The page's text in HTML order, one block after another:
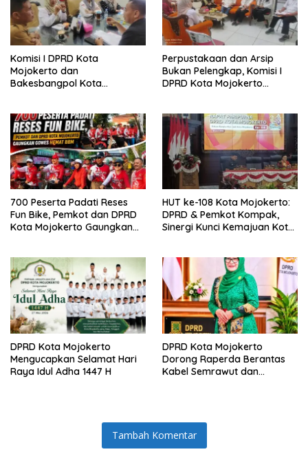
Komisi I DPRD Kota
Mojokerto dan
Bakesbangpol Kota
Dirasakan Masyarakat
Perpustakaan dan Arsip
Bukan Pelengkap, Komisi I
DPRD Kota Mojokerto
700 Peserta Padati Reses
Fun Bike, Pemkot dan DPRD
Kota Mojokerto Gaungkan
HUT ke-108 Kota Mojokerto:
DPRD & Pemkot Kompak,
Sinergi Kunci Kemajuan Kota
DPRD Kota Mojokerto
Mengucapkan Selamat Hari
Raya Idul Adha 1447 H
DPRD Kota Mojokerto
Dorong Raperda Berantas
Kabel Semrawut dan
Tambah Komentar